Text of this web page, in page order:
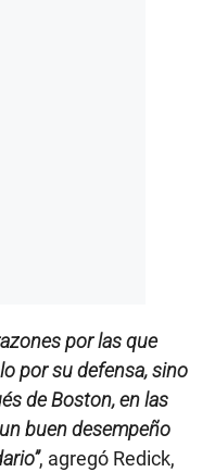
por las que
por su defensa, sino
de Boston, en las
buen desempeño
, agregó Redick,